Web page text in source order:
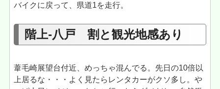
バイクに戻って、県道1を走行。
階上-八戸 割と観光地感あり
葦毛崎展望台付近、めっちゃ混んでる。先日の10倍以
上居るな・・・よく見たらレンタカーがクソ多し。や